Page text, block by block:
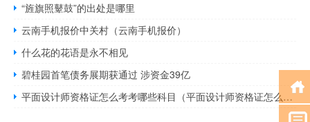
“旌旗照鼙鼓”的出处是哪里
云南手机报价中关村（云南手机报价）
什么花的花语是永不相见
碧桂园首笔债务展期获通过 涉资金39亿
平面设计师资格证怎么考考哪些科目（平面设计师资格证怎么考）